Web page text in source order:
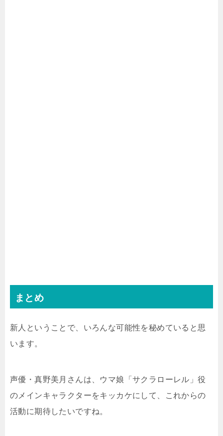
まとめ
新人ということで、いろんな可能性を秘めていると思
います。
声優・真野美月さんは、ウマ娘「サクラローレル」役
のメインキャラクターをキッカケにして、これからの
活動に期待したいですね。